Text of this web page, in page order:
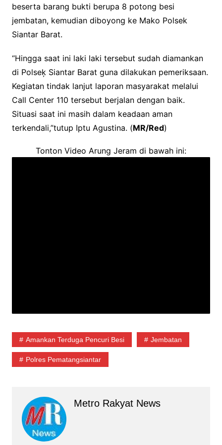
beserta barang bukti berupa 8 potong besi
jembatan, kemudian diboyong ke Mako Polsek
Siantar Barat.
“Hingga saat ini laki laki tersebut sudah diamankan
di Polseķ Siantar Barat guna dilakukan pemeriksaan.
Kegiatan tindak lanjut laporan masyarakat melalui
Call Center 110 tersebut berjalan dengan baik.
Situasi saat ini masih dalam keadaan aman
terkendali,”tutup Iptu Agustina. (MR/Red)
Tonton Video Arung Jeram di bawah ini:
Amankan Terduga Pencuri Besi Jembatan
Polres Pematangsiantar
Metro Rakyat News